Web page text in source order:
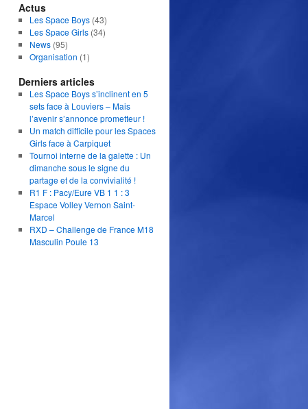
Actus
Les Space Boys(43)
Les Space Girls(34)
News(95)
Organisation (1)
Derniers articles
Les Space Boys s’inclinent en 5
sets face à Louviers – Mais
l’avenir s’annonce prometteur !
Un match difficile pour les Spaces
Girls face à Carpiquet
Tournoi interne de la galette : Un
dimanche sous le signe du
partage et de la convivialité !
R1 F : Pacy/Eure VB 1 1 : 3
Espace Volley Vernon Saint-
Marcel
RXD – Challenge de France M18
Masculin Poule 13